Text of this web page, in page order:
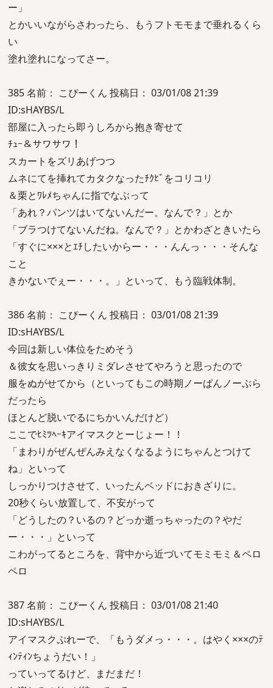
ー」
とかいいながらさわったら、もうフトモモまで垂れるくら
い
塗れ塗れになってさー。
385 名前： こぴーくん 投稿日： 03/01/08 21:39
ID:sHAYBS/L
部屋に入ったら即うしろから抱き寄せて
ﾁｭｰ＆サワサワ！
スカートをズリあげつつ
ムネにてを挿れてカタクなったﾁｸﾋﾞをコリコリ
＆栗とﾜﾚﾒちゃんに指でなぶって
「あれ？パンツはいてないんだー。なんで？」とか
「ブラつけてないんだね。なんで？」とかわざときいたら
「すぐに×××とｴﾁしたいからー・・・んんっ・・・そんな
こと
きかないでぇー・・・。」といって、もう臨戦体制。
386 名前： こぴーくん 投稿日： 03/01/08 21:39
ID:sHAYBS/L
今回は新しい体位をためそう
＆彼女を思いっきりミダレさせてやろうと思ったので
服をぬがせてから（といってもこの時期ノーぱんノーぶら
だったら
ほとんど脱いでるにちかいんだけど）
ここでﾋﾐﾂﾍｰｷアイマスクとーじょー！！
「まわりがぜんぜんみえなくなるようにちゃんとつけて
ね」といって
しっかりつけさせて、いったんベッドにおきざりに。
20秒くらい放置して、不安がって
「どうしたの？いるの？どっか逝っちゃったの？やだ
ー・・・」といって
こわがってるところを、背中から近づいてモミモミ＆ペロ
ペロ
387 名前： こぴーくん 投稿日： 03/01/08 21:40
ID:sHAYBS/L
アイマスクぷれーで、「もうダメっ・・・。はやく×××のﾃ
ｨﾝﾃｨﾝちょうだい！」
っていってるけど、まだまだ！